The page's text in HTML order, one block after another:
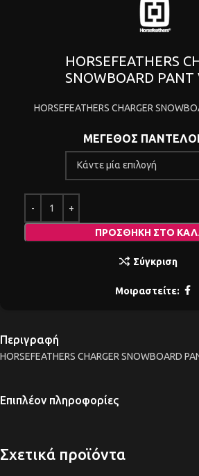
HORSEFEATHERS
SNOWBOARD PANT
HORSEFEATHERS CHARGER
ΜΕΓΕΘΟΣ
ΠΡΟΣΘΉΚΗ ΣΤΟ
Σύγκριση
Μοιραστείτε:
Περιγραφή
HORSEFEATHERS CHARGER SNOWBOARD
Επιπλέον πληροφορίες
Σχετικά προϊόντα